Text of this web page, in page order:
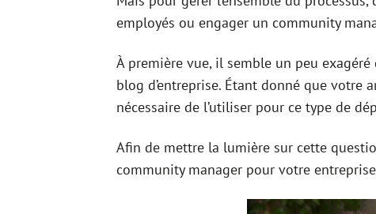
employés ou engager un community
À première vue, il semble un peu
blog d’entreprise. Étant donné que votre
nécessaire de l’utiliser pour ce type de
Afin de mettre la lumière sur cette
community manager pour votre